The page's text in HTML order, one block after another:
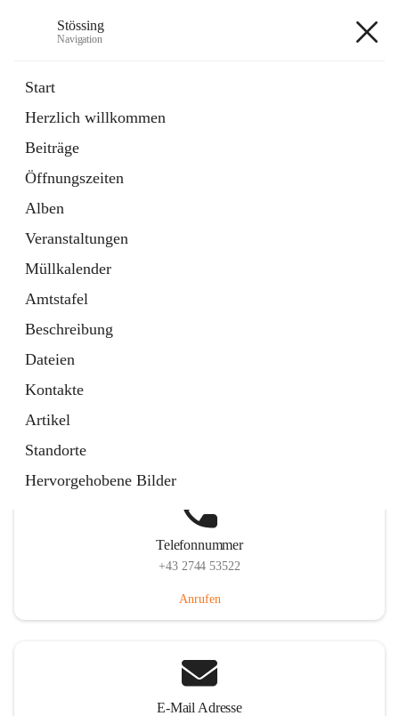
Stössing
Navigation
Start
Herzlich willkommen
Beiträge
Öffnungszeiten
Alben
Veranstaltungen
Müllkalender
Amtstafel
Beschreibung
Dateien
Kontakte
Artikel
Standorte
Hervorgehobene Bilder
Datei
in
Tab
Kindergarten
öffnet
in
neuem
Tab
Telefonnummer
+43 2744 53522
Anrufen
E-Mail Adresse